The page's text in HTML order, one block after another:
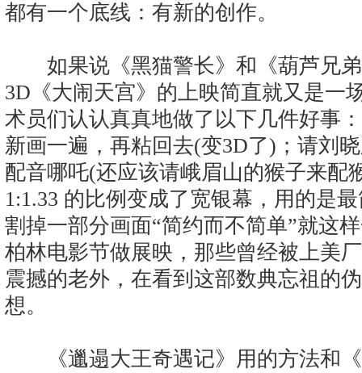
都有一个底线：有新的创作。
如果说《黑猫警长》和《葫芦兄弟
3D《大闹天宫》的上映简直就又是一
术员们认认真真地做了以下几件好事
新画一遍，再粘回去(变3D了)；请刘
配音哪吒(还应该请峨眉山的猴子来配
1:1.33 的比例变成了宽银幕，用的是
割掉一部分画面“简约而不简单”就这
柏林电影节做展映，那些曾经被上美
震撼的老外，在看到这部数典忘祖的
想。
《邋遢大王奇遇记》用的方法和《